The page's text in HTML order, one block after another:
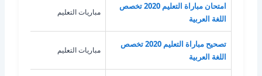
امتحان مباراة التعليم 2020 تخصص
اللغة العربية
مباريات التعليم
تصحيح مباراة التعليم 2020 تخصص
اللغة العربية
مباريات التعليم